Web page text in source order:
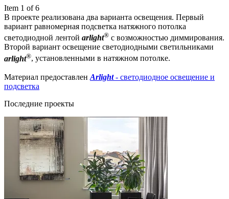
Item 1 of 6
В проекте реализована два варианта освещения. Первый
вариант равномерная подсветка натяжного потолка
светодиодной лентой arlight® с возможностью диммирования.
Второй вариант освещение светодиодными светильниками
arlight®, установленными в натяжном потолке.
Материал предоставлен Arlight- светодиодное освещение и
подсветка
Последние проекты